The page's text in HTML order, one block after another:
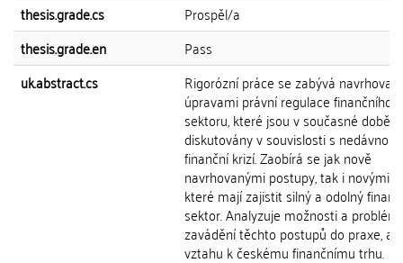
thesis.grade.cs
Prospěl/a
thesis.grade.en
Pass
uk.abstract.cs
Rigorózní práce se zabývá
úpravami právní regulace finančního
sektoru, které jsou v současné době
diskutovány v souvislosti s nedávnou
finanční krizí. Zaobírá se jak nově
navrhovanými postupy, tak i novými
které mají zajistit silný a odolný
sektor. Analyzuje možnosti a
zavádění těchto postupů do praxe, a
vztahu k českému finančnímu trhu.